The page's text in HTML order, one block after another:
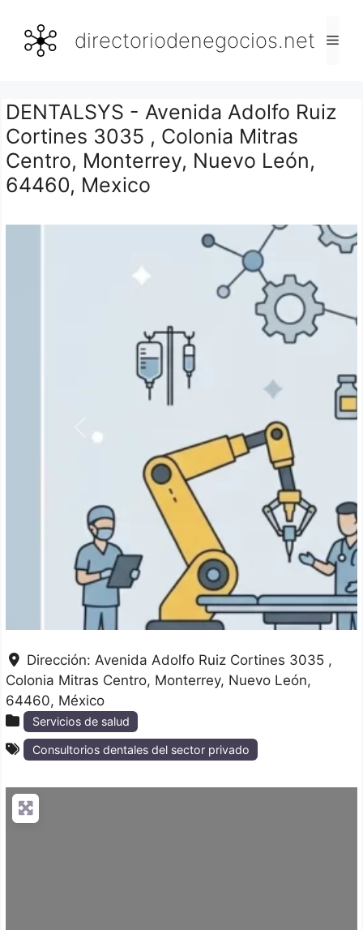
contenido
directoriodenegocios.net
DENTALSYS - Avenida Adolfo Ruiz
Cortines 3035 , Colonia Mitras
Centro, Monterrey, Nuevo León,
64460, Mexico
Anterior
Dirección:Avenida Adolfo Ruiz Cortines 3035 ,
Colonia Mitras Centro Monterrey Nuevo León
64460 México
Servicios de salud
Consultorios dentales del sector privado